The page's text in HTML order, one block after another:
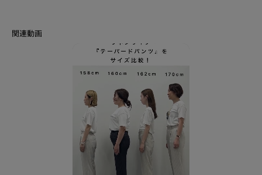
イめできちんと感があるので、学校行事、通勤用として幅広く活躍します。
リネンライクな表情のある素材感なので単品としてブラウスやニット、カッ
【セットアップアイテム】
セットアップとして着用いただける下記のアイテムをご用意しています。
ノーカラージャケット：127－42400
ジレジャケット：127－42401
テーパードパンツ：127－62400，127－62402